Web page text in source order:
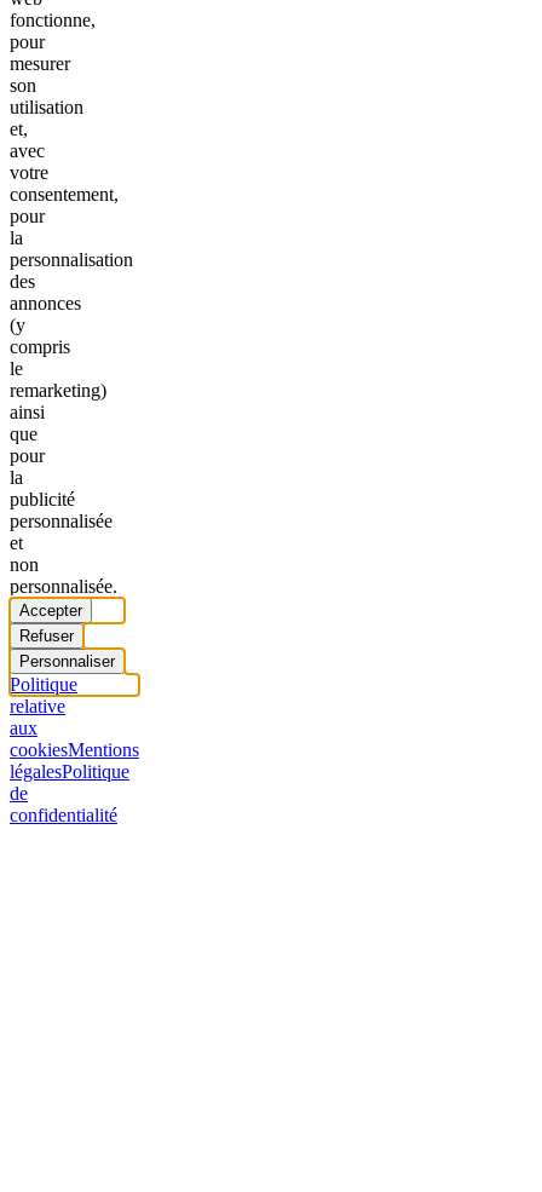
fonctionne,
pour
mesurer
son
utilisation
et,
avec
votre
consentement,
pour
la
personnalisation
des
annonces
(y
compris
le
remarketing)
ainsi
que
pour
la
publicité
personnalisée
et
non
personnalisée.
Accepter
Refuser
Personnaliser
Politique
relative
aux
cookiesMentions
légalesPolitique
de
confidentialité